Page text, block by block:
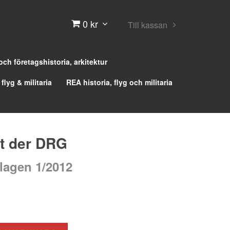
0 kr Till kassan
företagshistoria, arkitektur
& militaria
REA historia, flyg och militaria
der DRG
1/2012